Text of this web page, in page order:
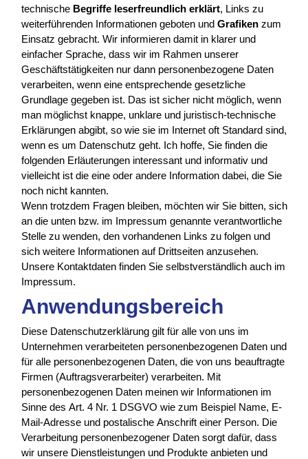
technische Begriffe leserfreundlich erklärt, Links zu
weiterführenden Informationen geboten und Grafikenzum
Einsatz gebracht. Wir informieren damit in klarer und
einfacher Sprache, dass wir im Rahmen unserer
Geschäftstätigkeiten nur dann personenbezogene Daten
verarbeiten, wenn eine entsprechende gesetzliche
Grundlage gegeben ist. Das ist sicher nicht möglich, wenn
man möglichst knappe, unklare und juristisch-technische
Erklärungen abgibt, so wie sie im Internet oft Standard sind,
wenn es um Datenschutz geht. Ich hoffe, Sie finden die
folgenden Erläuterungen interessant und informativ und
vielleicht ist die eine oder andere Information dabei, die Sie
noch nicht kannten.
Wenn trotzdem Fragen bleiben, möchten wir Sie bitten, sich
an die unten bzw. im Impressum genannte verantwortliche
Stelle zu wenden, den vorhandenen Links zu folgen und
sich weitere Informationen auf Drittseiten anzusehen.
Unsere Kontaktdaten finden Sie selbstverständlich auch im
Impressum.
Anwendungsbereich
Diese Datenschutzerklärung gilt für alle von uns im
Unternehmen verarbeiteten personenbezogenen Daten und
für alle personenbezogenen Daten, die von uns beauftragte
Firmen (Auftragsverarbeiter) verarbeiten. Mit
personenbezogenen Daten meinen wir Informationen im
Sinne des Art. 4 Nr. 1 DSGVO wie zum Beispiel Name, E-
Mail-Adresse und postalische Anschrift einer Person. Die
Verarbeitung personenbezogener Daten sorgt dafür, dass
wir unsere Dienstleistungen und Produkte anbieten und